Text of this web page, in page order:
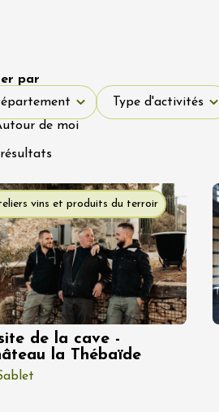
de moi
par
Type d'activités
Type d'activités
résultats
vins et produits du terroir
de la cave -
la Thébaïde